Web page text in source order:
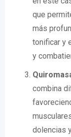
que
más
tonificar y
y
combina
dolencias